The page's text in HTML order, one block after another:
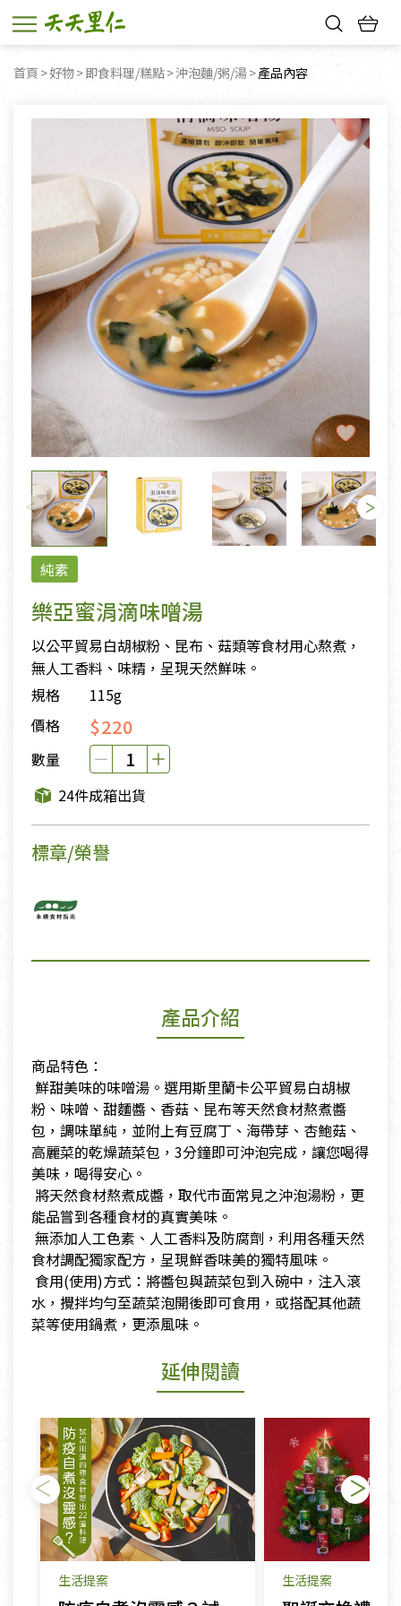
首頁 好物 即食料理/糕點 沖泡麵/粥/湯 目前頁面：
產品內容
純素
樂亞蜜涓滴味噌湯
以公平貿易白胡椒粉、昆布、菇類等食材用心熬煮，
無人工香料、味精，呈現天然鮮味。
規格
115g
價格
$220
數量
24件成箱出貨
標章/榮譽
產品介紹
商品特色：
​ 鮮甜美味的味噌湯。選用斯里蘭卡公平貿易白胡椒
粉、味噌、甜麵醬、香菇、昆布等天然食材熬煮醬
包，調味單純，並附上有豆腐丁、海帶芽、杏鮑菇、
高麗菜的乾燥蔬菜包，3分鐘即可沖泡完成，讓您喝得
美味，喝得安心。
​ 將天然食材熬煮成醬，取代市面常見之沖泡湯粉，更
能品嘗到各種食材的真實美味。
​ 無添加人工色素、人工香料及防腐劑，利用各種天然
食材調配獨家配方，呈現鮮香味美的獨特風味。
​ 食用(使用)方式：將醬包與蔬菜包到入碗中，注入滾
水，攪拌均勻至蔬菜泡開後即可食用，或搭配其他蔬
菜等使用鍋煮，更添風味。
延伸閱讀
生活提案 生活提案